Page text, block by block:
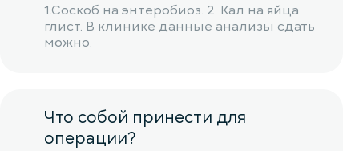
1.Соскоб на энтеробиоз. 2. Кал на яйца
глист. В клинике данные анализы сдать
можно.
Что собой принести для
операции?